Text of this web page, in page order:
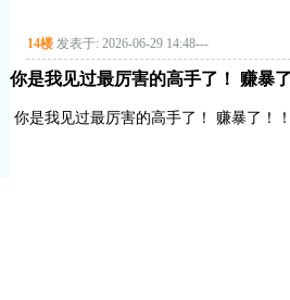
14楼 发表于: 2026-06-29 14:48---
你是我见过最厉害的高手了！ 赚暴
你是我见过最厉害的高手了！ 赚暴了！